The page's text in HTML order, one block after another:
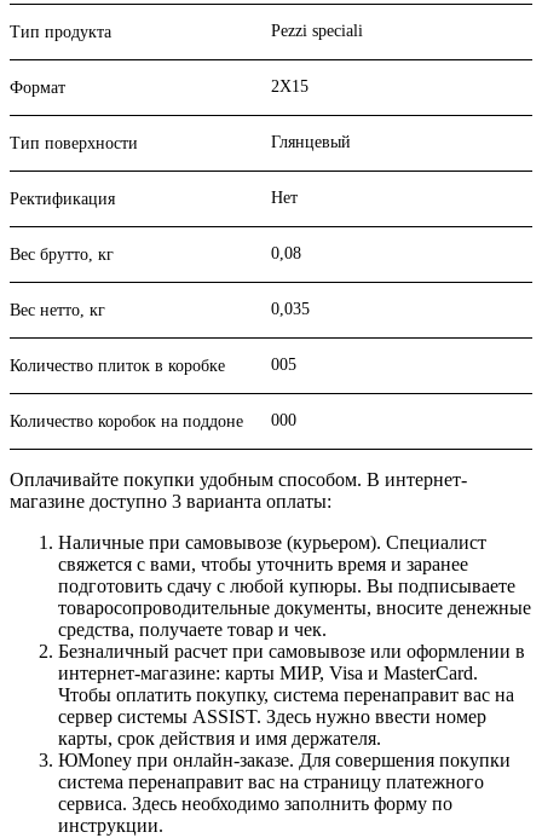
Тип продукта Pezzi speciali
Формат 2X15
Тип поверхности Глянцевый
Ректификация Нет
Вес брутто, кг 0,08
Вес нетто, кг 0,035
Количество плиток в коробке 005
Количество коробок на поддоне 000
Оплачивайте покупки удобным способом. В интернет-
магазине доступно 3 варианта оплаты:
Наличные при самовывозе (курьером). Специалист
свяжется с вами, чтобы уточнить время и заранее
подготовить сдачу с любой купюры. Вы подписываете
товаросопроводительные документы, вносите денежные
средства, получаете товар и чек.
Безналичный расчет при самовывозе или оформлении в
интернет-магазине: карты МИР, Visa и MasterCard.
Чтобы оплатить покупку, система перенаправит вас на
сервер системы ASSIST. Здесь нужно ввести номер
карты, срок действия и имя держателя.
ЮMoney при онлайн-заказе. Для совершения покупки
система перенаправит вас на страницу платежного
сервиса. Здесь необходимо заполнить форму по
инструкции.